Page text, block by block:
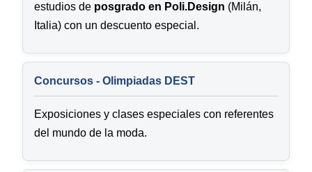
estudios de posgrado en Poli.Design (Milán,
Italia) con un descuento especial.
Concursos - Olimpiadas DEST
Exposiciones y clases especiales con referentes
del mundo de la moda.